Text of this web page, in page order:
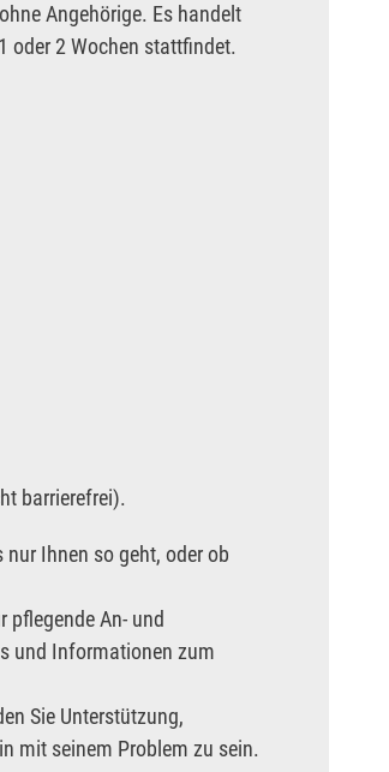
Angehörige. Es handelt
oder 2 Wochen stattfindet.
barrierefrei).
Ihnen so geht, oder ob
pflegende An- und
und Informationen zum
Sie Unterstützung,
mit seinem Problem zu sein.